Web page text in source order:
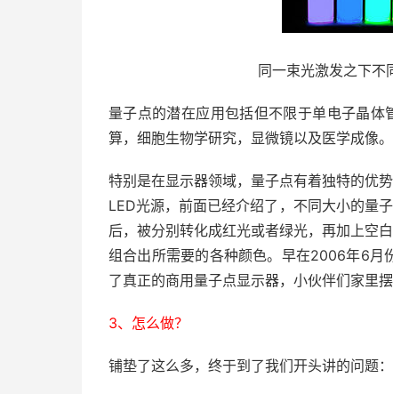
同一束光激发之下不
量子点的潜在应用包括但不限于单电子晶
算，细胞生物学研究，显微镜以及医学成像。
特别是在显示器领域，量子点有着独特的优
LED光源，前面已经介绍了，不同大小的量
后，被分别转化成红光或者绿光，再加上空
组合出所需要的各种颜色。早在2006年6月
了真正的商用量子点显示器，小伙伴们家里
3、怎么做？
铺垫了这么多，终于到了我们开头讲的问题